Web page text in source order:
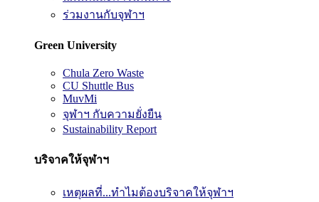
ร่วมงานกับจุฬาฯ
Green University
Chula Zero Waste
CU Shuttle Bus
MuvMi
จุฬาฯ กับความยั่งยืน
Sustainability Report
บริจาคให้จุฬาฯ
เหตุผลที่...ทำไมต้องบริจาคให้จุฬาฯ